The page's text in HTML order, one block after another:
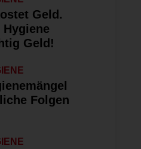
Geld.
Hygiene
Geld!
Folgen